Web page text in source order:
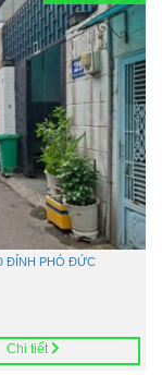
ĐỈNH PHÓ ĐỨC
Chi tiết